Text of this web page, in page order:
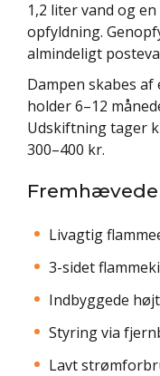
1,2 liter vand og
opfyldning.
almindeligt
Dampen skabes
holder 6–12
Udskiftning tager
300–400 kr.
Livagtig
3-sidet
Indbyggede
Styring via
Lavt